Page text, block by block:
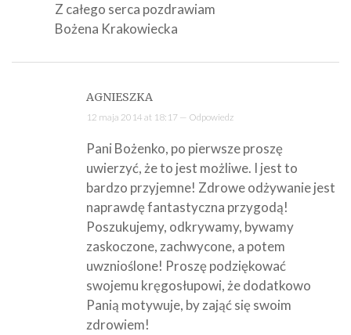
Z całego serca pozdrawiam
Bożena Krakowiecka
AGNIESZKA
12 maja 2014 at 18:17 — Odpowiedz
Pani Bożenko, po pierwsze proszę
uwierzyć, że to jest możliwe. I jest to
bardzo przyjemne! Zdrowe odżywanie jest
naprawdę fantastyczna przygodą!
Poszukujemy, odkrywamy, bywamy
zaskoczone, zachwycone, a potem
uwznioślone! Proszę podziękować
swojemu kręgosłupowi, że dodatkowo
Panią motywuje, by zająć się swoim
zdrowiem!